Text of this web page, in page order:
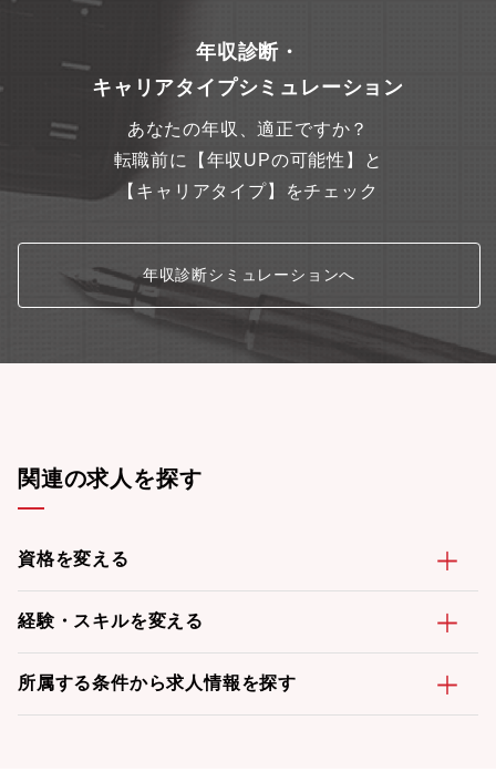
年収診断・
キャリアタイプシミュレーション
あなたの年収、適正ですか？
転職前に【年収UPの可能性】と
【キャリアタイプ】をチェック
年収診断シミュレーションへ
関連の求人を探す
資格を変える
経験・スキルを変える
所属する条件から求人情報を探す